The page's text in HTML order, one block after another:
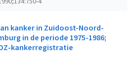
kanker in Zuidoost-Noord-
in de periode 1975-1986;
kankerregistratie